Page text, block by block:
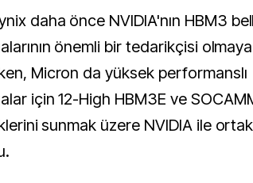
daha önce NVIDIA'nın HBM3
önemli bir tedarikçisi
Micron da yüksek performanslı
için 12-High HBM3E ve
sunmak üzere NVIDIA ile